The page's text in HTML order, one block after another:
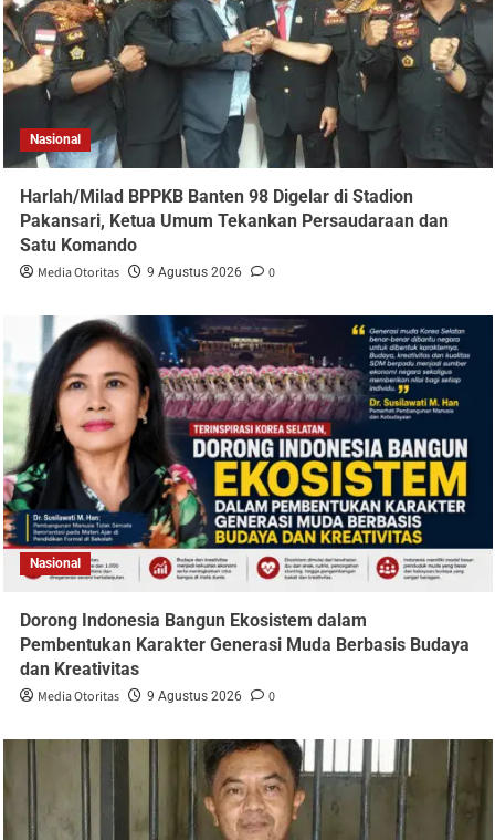
Nasional
Harlah/Milad BPPKB Banten 98 Digelar di Stadion
Pakansari, Ketua Umum Tekankan Persaudaraan dan
Satu Komando
Media Otoritas 9 Agustus 2026 0
Nasional
Dorong Indonesia Bangun Ekosistem dalam
Pembentukan Karakter Generasi Muda Berbasis Budaya
dan Kreativitas
Media Otoritas 9 Agustus 2026 0